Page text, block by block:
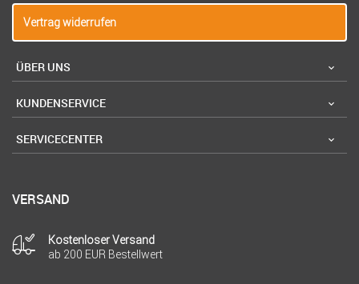
Vertrag widerrufen
ÜBER UNS
KUNDENSERVICE
SERVICECENTER
VERSAND
Kostenloser Versand
ab 200 EUR Bestellwert